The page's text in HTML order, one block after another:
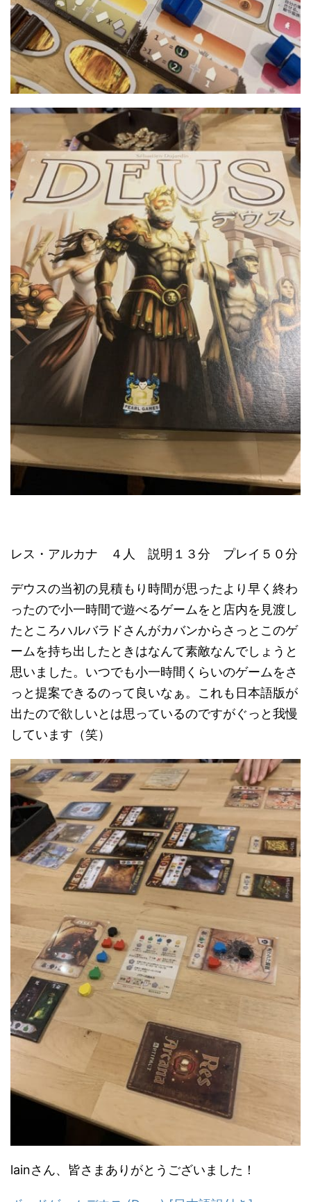
レス・アルカナ ４人 説明１３分 プレイ５０分
デウスの当初の見積もり時間が思ったより早く終わ
ったので小一時間で遊べるゲームをと店内を見渡し
たところハルバラドさんがカバンからさっとこのゲ
ームを持ち出したときはなんて素敵なんでしょうと
思いました。いつでも小一時間くらいのゲームをさ
っと提案できるのって良いなぁ。これも日本語版が
出たので欲しいとは思っているのですがぐっと我慢
しています（笑）
lainさん、皆さまありがとうございました！